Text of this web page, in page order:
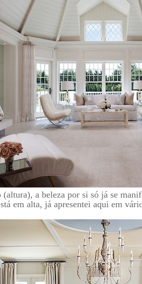
a beleza por si só já se
em alta, já apresentei aqui em